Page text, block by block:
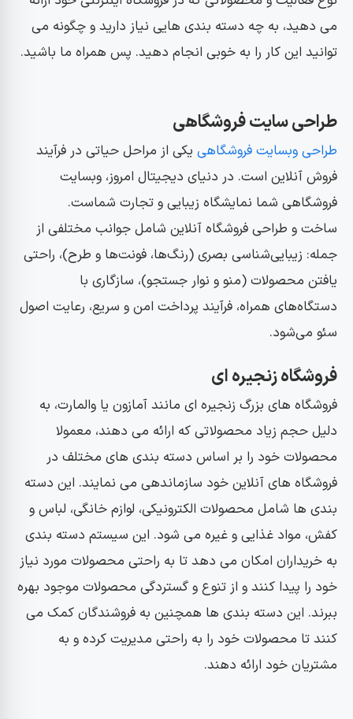
می دهید، به چه دسته بندی هایی نیاز دارید و چگونه می
توانید این کار را به خوبی انجام دهید. پس همراه ما باشید.
طراحی سایت فروشگاهی
طراحی وبسایت فروشگاهی یکی از مراحل حیاتی در فرآیند
فروش آنلاین است. در دنیای دیجیتال امروز، وبسایت
فروشگاهی شما نمایشگاه زیبایی و تجارت شماست.
ساخت و طراحی فروشگاه آنلاین شامل جوانب مختلفی از
جمله: زیبایی‌شناسی بصری (رنگ‌ها، فونت‌ها و طرح)، راحتی
یافتن محصولات (منو و نوار جستجو)، سازگاری با
دستگاه‌های همراه، فرآیند پرداخت امن و سریع، رعایت اصول
سئو می‌شود.
فروشگاه زنجیره ای
فروشگاه های بزرگ زنجیره ای مانند آمازون یا والمارت، به
دلیل حجم زیاد محصولاتی که ارائه می دهند، معمولا
محصولات خود را بر اساس دسته بندی های مختلف در
فروشگاه های آنلاین خود سازماندهی می نمایند. این دسته
بندی ها شامل محصولات الکترونیکی، لوازم خانگی، لباس و
کفش، مواد غذایی و غیره می شود. این سیستم دسته بندی
به خریداران امکان می دهد تا به راحتی محصولات مورد نیاز
خود را پیدا کنند و از تنوع و گستردگی محصولات موجود بهره
ببرند. این دسته بندی ها همچنین به فروشندگان کمک می
کنند تا محصولات خود را به راحتی مدیریت کرده و به
مشتریان خود ارائه دهند.